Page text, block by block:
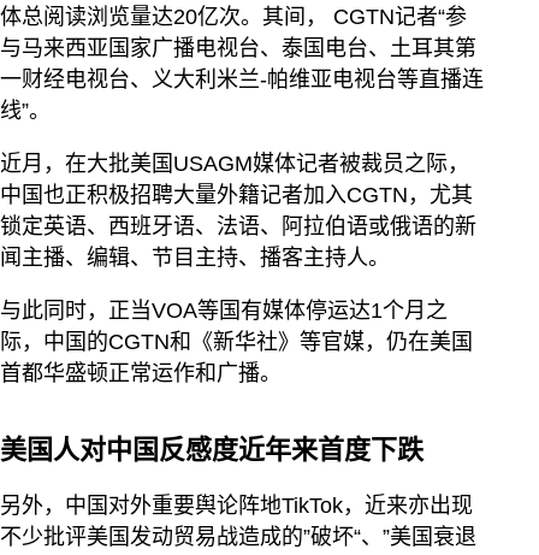
体总阅读浏览量达20亿次。其间， CGTN记者“参
与马来西亚国家广播电视台、泰国电台、土耳其第
一财经电视台、义大利米兰-帕维亚电视台等直播连
线”。
近月，在大批美国USAGM媒体记者被裁员之际，
中国也正积极招聘大量外籍记者加入CGTN，尤其
锁定英语、西班牙语、法语、阿拉伯语或俄语的新
闻主播、编辑、节目主持、播客主持人。
与此同时，正当VOA等国有媒体停运达1个月之
际，中国的CGTN和《新华社》等官媒，仍在美国
首都华盛顿正常运作和广播。
美国人对中国反感度近年来首度下跌
另外，中国对外重要舆论阵地TikTok，近来亦出现
不少批评美国发动贸易战造成的”破坏“、”美国衰退